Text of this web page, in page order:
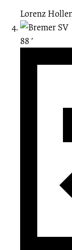
Lorenz
88 ′